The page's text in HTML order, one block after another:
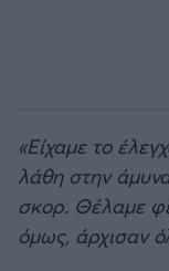
«Είχαμε το
λάθη στην
σκορ. Θέλαμε
όμως, άρχισαν